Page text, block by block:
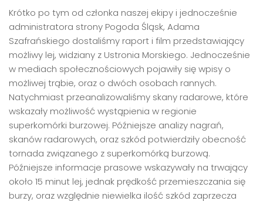
Krótko po tym od członka naszej ekipy i jednocześnie
administratora strony Pogoda Śląsk, Adama
Szafrańskiego dostaliśmy raport i film przedstawiający
możliwy lej, widziany z Ustronia Morskiego. Jednocześnie
w mediach społecznościowych pojawiły się wpisy o
możliwej trąbie, oraz o dwóch osobach rannych.
Natychmiast przeanalizowaliśmy skany radarowe, które
wskazały możliwość wystąpienia w regionie
superkomórki burzowej. Późniejsze analizy nagrań,
skanów radarowych, oraz szkód potwierdziły obecność
tornada związanego z superkomórką burzową.
Późniejsze informacje prasowe wskazywały na trwający
około 15 minut lej, jednak prędkość przemieszczania się
burzy, oraz względnie niewielka ilość szkód zaprzecza